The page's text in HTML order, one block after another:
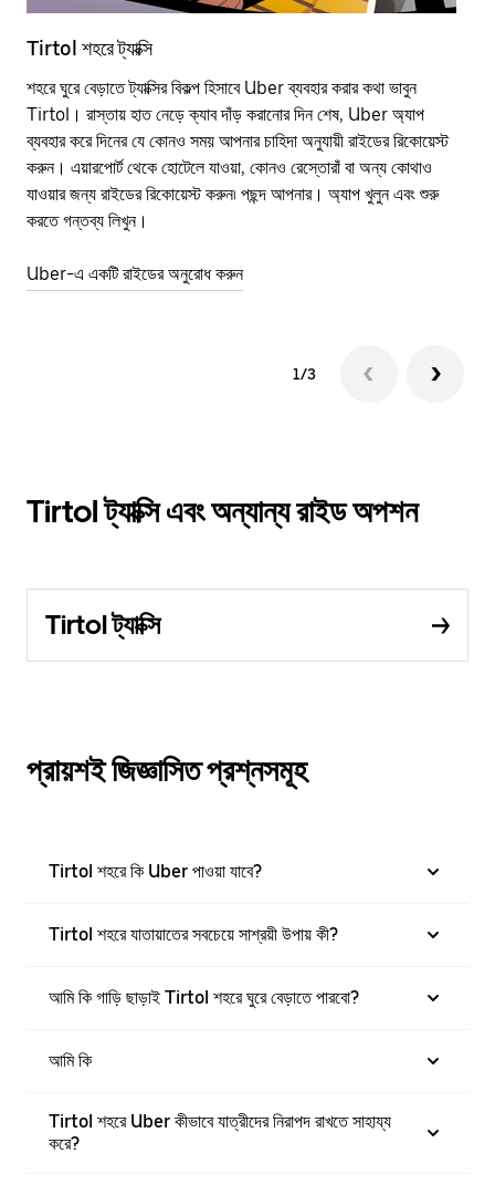
Tirtol শহরে ট্যাক্সি
শহরে ঘুরে বেড়াতে ট্যাক্সির বিকল্প হিসাবে Uber ব্যবহার করার কথা ভাবুন
Tirtol। রাস্তায় হাত নেড়ে ক্যাব দাঁড় করানোর দিন শেষ, Uber অ্যাপ
ব্যবহার করে দিনের যে কোনও সময় আপনার চাহিদা অনুযায়ী রাইডের রিকোয়েস্ট
করুন। এয়ারপোর্ট থেকে হোটেলে যাওয়া, কোনও রেস্তোরাঁ বা অন্য কোথাও
যাওয়ার জন্য রাইডের রিকোয়েস্ট করুন৷ পছন্দ আপনার। অ্যাপ খুলুন এবং শুরু
করতে গন্তব্য লিখুন।
Uber-এ একটি রাইডের অনুরোধ করুন
1/3
Tirtol ট্যাক্সি এবং অন্যান্য রাইড অপশন
Tirtol ট্যাক্সি
প্রায়শই জিজ্ঞাসিত প্রশ্নসমূহ
Tirtol শহরে কি Uber পাওয়া যাবে?
Tirtol শহরে যাতায়াতের সবচেয়ে সাশ্রয়ী উপায় কী?
আমি কি গাড়ি ছাড়াই Tirtol শহরে ঘুরে বেড়াতে পারবো?
আমি কি
Tirtol শহরে Uber কীভাবে যাত্রীদের নিরাপদ রাখতে সাহায্য
করে?